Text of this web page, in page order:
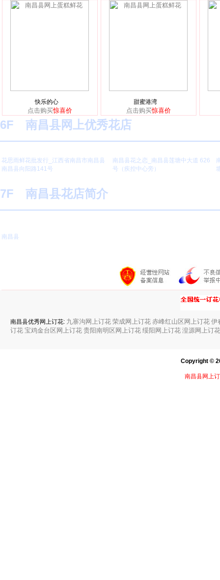
快乐的心
点击购买惊喜价
甜蜜港湾
点击购买惊喜价
6F 南昌县网上优秀花店
花思雨鲜花批发行_江西省南昌市南昌县
南昌县向阳路141号
南昌县花之恋_南昌县莲塘中大道 626
号（疾控中心旁）
7F 南昌县花店简介
南昌县
南昌县优秀网上订花: 九寨沟网上订花 荣成网上订花 赤峰红山区网上订花 伊
订花 宝鸡金台区网上订花 贵阳南明区网上订花 绥阳网上订花 湟源网上订花
Copyright ©
南昌县网上